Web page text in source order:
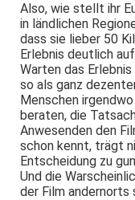
Also, wie stellt ihr
in ländlichen
dass sie lieber 50
Erlebnis deutlich
Warten das
so als ganz
Menschen
beraten, die
Anwesenden den
schon kennt, trägt
Entscheidung zu
Und die
der Film andernorts